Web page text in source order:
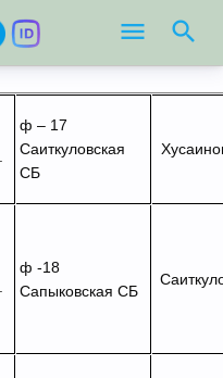
ф – 17
Саиткуловская
СБ
ф -18
Сапыковская СБ